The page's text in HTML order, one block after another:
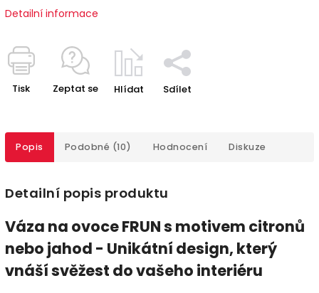
Detailní informace
Tisk Zeptat se Hlídat Sdílet
Popis Podobné (10) Hodnocení Diskuze
Detailní popis produktu
Váza na ovoce FRUN s motivem citronů
nebo jahod - Unikátní design, který
vnáší svěžest do vašeho interiéru